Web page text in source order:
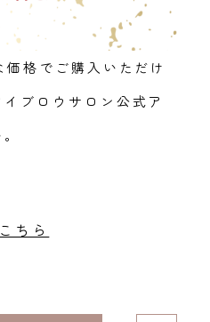
格でご購入いただけ
ブロウサロン公式ア
ちら